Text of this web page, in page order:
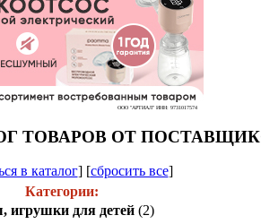
ООО "АРТИАЛ" ИНН: 9731017574
ТОВАРОВ ОТ
в каталог] [сбросить все]
Категории:
игрушки для детей (2)